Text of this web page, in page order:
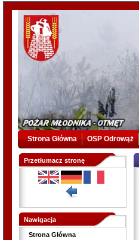
Strona Główna OSP Odrowąż
Przetłumacz stronę
Nawigacja
Strona Główna